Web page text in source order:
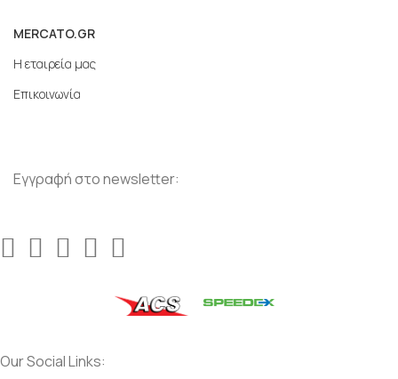
MERCATO.GR
Η εταιρεία μας
Επικοινωνία
Εγγραφή στο newsletter:
Our Social Links: